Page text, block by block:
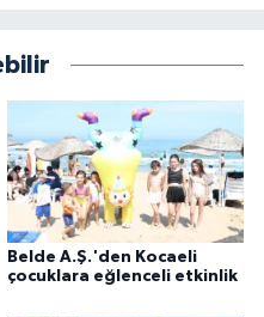
Belde A.Ş.'den Kocaeli
çocuklara eğlenceli etkinlik